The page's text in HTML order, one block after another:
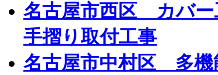
名古屋市西区 カバー
手摺り取付工事
名古屋市中村区 多